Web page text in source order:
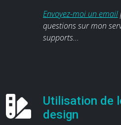
Envoyez-moi un email
questions sur mon
supports...
Utilisation de
design